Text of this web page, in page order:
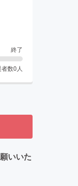
終了
者数0 人
いいた